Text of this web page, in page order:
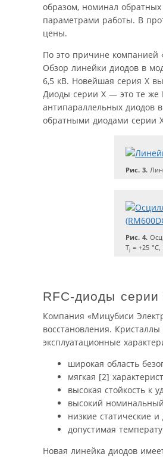
образом, номинал
параметрами работы. В
цены.
По это причине компанией
Обзор линейки диодов в
6,5 кВ. Новейшая серия X
Диоды серии X — это те же
антипараллельных диодов
обратными диодами серии
Рис. 3.
Рис. 4.
Tj = +25 °C,
RFC-диоды серии
Компания «Мицубиси
восстановления.
эксплуатационные
широкая область
мягкая [2]
высокая стойкость к
высокий
низкие статические
допустимая
Новая линейка диодов